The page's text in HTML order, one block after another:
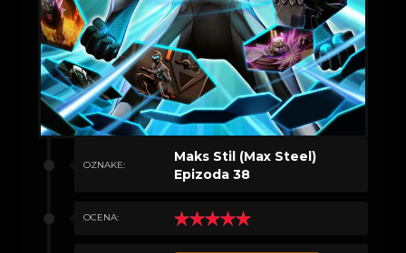
OZNAKE:
Maks Stil (Max Steel)
Epizoda 38
OCENA: